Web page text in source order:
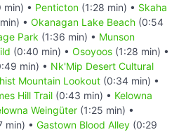
min) • Penticton (1:28 min) • Skaha
• Okanagan Lake Beach (0:54
Park (1:36 min) • Munson
(0:40 min) • Osoyoos (1:28 min) •
min) • Nk'Mip Desert Cultural
Mountain Lookout (0:34 min) •
Hill Trail (0:43 min) • Kelowna
Weingüter (1:25 min) •
min) • Gastown Blood Alley (0:29